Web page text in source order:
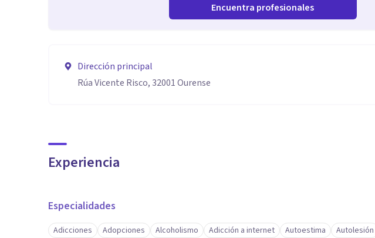
Encuentra profesionales
Dirección principal
Rúa Vicente Risco, 32001 Ourense
Experiencia
Especialidades
Adicciones Adopciones Alcoholismo Adicción a internet Autoestima Autolesión